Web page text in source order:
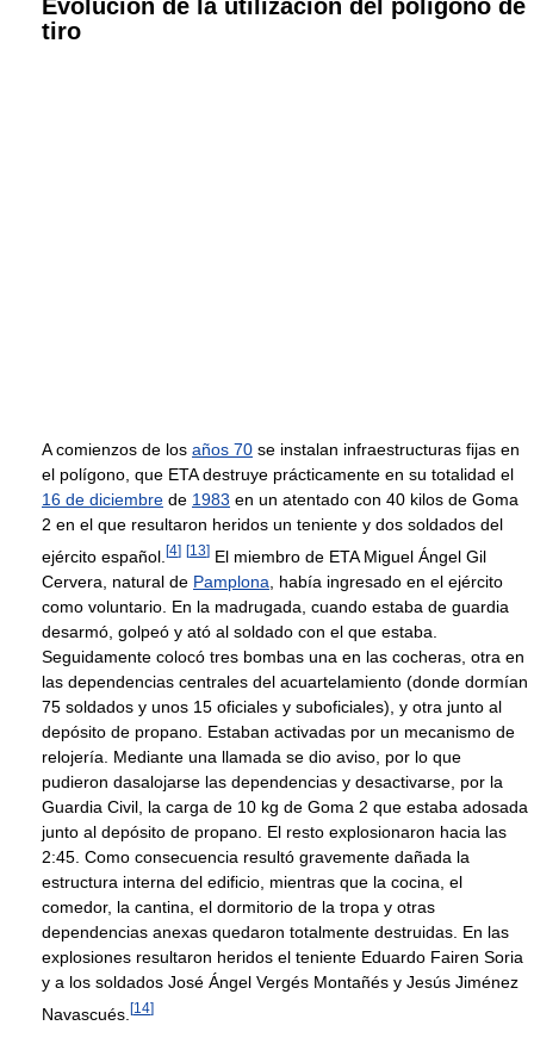
Evolución de la utilización del polígono de
tiro
A comienzos de los años 70 se instalan infraestructuras fijas en
el polígono, que ETA destruye prácticamente en su totalidad el
16 de diciembre de 1983 en un atentado con 40 kilos de Goma
2 en el que resultaron heridos un teniente y dos soldados del
ejército español. [4] [13] El miembro de ETA Miguel Ángel Gil
Cervera, natural de Pamplona , había ingresado en el ejército
como voluntario. En la madrugada, cuando estaba de guardia
desarmó, golpeó y ató al soldado con el que estaba.
Seguidamente colocó tres bombas una en las cocheras, otra en
las dependencias centrales del acuartelamiento (donde dormían
75 soldados y unos 15 oficiales y suboficiales), y otra junto al
depósito de propano. Estaban activadas por un mecanismo de
relojería. Mediante una llamada se dio aviso, por lo que
pudieron dasalojarse las dependencias y desactivarse, por la
Guardia Civil, la carga de 10 kg de Goma 2 que estaba adosada
junto al depósito de propano. El resto explosionaron hacia las
2:45. Como consecuencia resultó gravemente dañada la
estructura interna del edificio, mientras que la cocina, el
comedor, la cantina, el dormitorio de la tropa y otras
dependencias anexas quedaron totalmente destruidas. En las
explosiones resultaron heridos el teniente Eduardo Fairen Soria
y a los soldados José Ángel Vergés Montañés y Jesús Jiménez
Navascués. [14]